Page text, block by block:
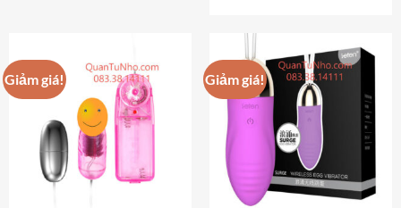
Giảm giá! Giảm giá!